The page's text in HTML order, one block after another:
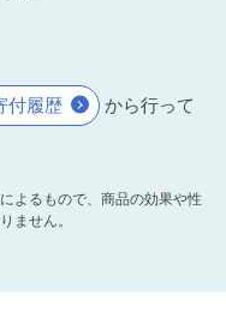
付履歴
から行って
よるもので、商品の効果や性
ません。